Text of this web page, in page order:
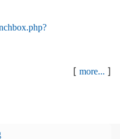
[ more... ]
link to https://sites.google.com/
link to https://sites.google.com/